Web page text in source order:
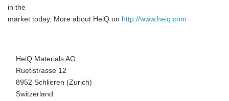
in the
market today. More about HeiQ on http://www.heiq.com
HeiQ Materials AG
Ruetistrasse 12
8952 Schlieren (Zurich)
Switzerland